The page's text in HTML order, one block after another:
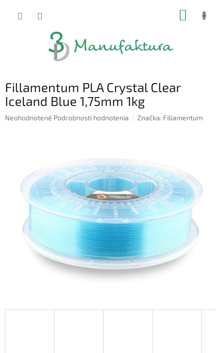
Fillamentum PLA Crystal Clear
Iceland Blue 1,75mm 1kg
Priemerné
hviezdičiek.
Neohodnotené Podrobnosti hodnotenia Značka: Fillamentum